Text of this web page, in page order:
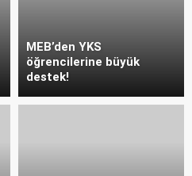
MEB’den YKS
öğrencilerine büyük
destek!